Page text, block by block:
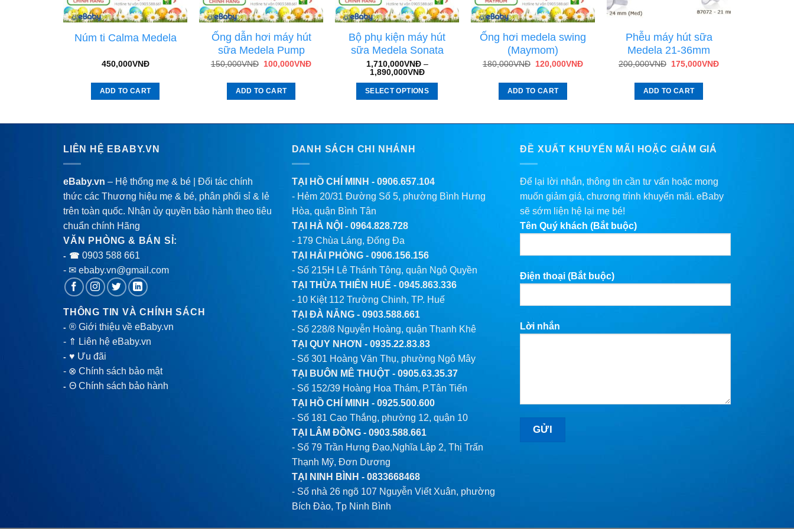
Núm ti Calma Medela
450,000VNĐ
ADD TO CART
Ống dẫn hơi máy hút
sữa Medela Pump
150,000VNĐ 100,000VNĐ
ADD TO CART
Bộ phụ kiện máy hút
sữa Medela Sonata
1,710,000VNĐ–
1,890,000VNĐ
SELECT OPTIONS
Ống hơi medela swing
(Maymom)
180,000VNĐ 120,000VNĐ
ADD TO CART
Phễu máy hút sữa
Medela 21-36mm
200,000VNĐ 175,000VNĐ
ADD TO CART
LIÊN HỆ EBABY.VN
eBaby.vn – Hệ thống mẹ & bé | Đối tác chính
thức các Thương hiệu mẹ & bé, phân phối sỉ & lẻ
trên toàn quốc. Nhận ủy quyền bảo hành theo tiêu
chuẩn chính Hãng
VĂN PHÒNG & BÁN SỈ:
- ☎ 0903 588 661
- ✉ ebaby.vn@gmail.com
THÔNG TIN VÀ CHÍNH SÁCH
-® Giới thiệu về eBaby.vn
- ⇑ Liên hệ eBaby.vn
-♥ Ưu đãi
- ⊗ Chính sách bảo mật
-Θ Chính sách bảo hành
DANH SÁCH CHI NHÁNH
TẠI HỒ CHÍ MINH - 0906.657.104
- Hẻm 20/31 Đường Số 5, phường Bình Hưng
Hòa, quận Bình Tân
TẠI HÀ NỘI - 0964.828.728
- 179 Chùa Láng, Đống Đa
TẠI HẢI PHÒNG - 0906.156.156
- Số 215H Lê Thánh Tông, quận Ngô Quyền
TẠI THỪA THIÊN HUẾ - 0945.863.336
- 10 Kiệt 112 Trường Chinh, TP. Huế
TẠI ĐÀ NẴNG - 0903.588.661
- Số 228/8 Nguyễn Hoàng, quận Thanh Khê
TẠI QUY NHƠN - 0935.22.83.83
- Số 301 Hoàng Văn Thụ, phường Ngô Mây
TẠI BUÔN MÊ THUỘT - 0905.63.35.37
- Số 152/39 Hoàng Hoa Thám, P.Tân Tiến
TẠI HỒ CHÍ MINH - 0925.500.600
- Số 181 Cao Thắng, phường 12, quận 10
TẠI LÂM ĐỒNG - 0903.588.661
- Số 79 Trần Hưng Đạo,Nghĩa Lập 2, Thị Trấn
Thạnh Mỹ, Đơn Dương
TẠI NINH BÌNH - 0833668468
- Số nhà 26 ngõ 107 Nguyễn Viết Xuân, phường
Bích Đào, Tp Ninh Bình
ĐỀ XUẤT KHUYẾN MÃI HOẶC GIẢM GIÁ
Để lại lời nhắn, thông tin cần tư vấn hoặc mong
muốn giảm giá, chương trình khuyến mãi. eBaby
sẽ sớm liện hệ lại mẹ bé!
Tên Quý khách (Bắt buộc)
Điện thoại (Bắt buộc)
Lời nhắn